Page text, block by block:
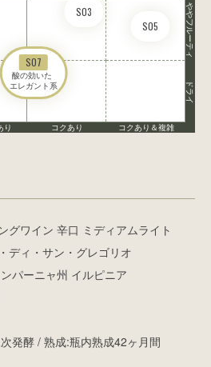
S03
S05
S07
酸の効いた
エレガント系
ややフルーティ
ドライ
り コクあり コクあり＆複雑
グワイン 辛口 ミディアムライト
ディ・サン・グレゴリオ
パーニャ州 イルピニア
発酵 / 熟成:瓶内熟成42ヶ月間